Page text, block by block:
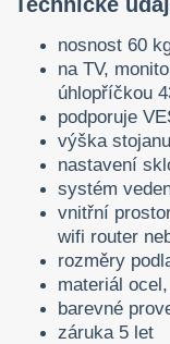
nosnost 60
na TV,
úhlopříčkou
podporuje
výška
nastavení
systém
vnitřní
wifi router
rozměry
materiál
barevné
záruka 5 let